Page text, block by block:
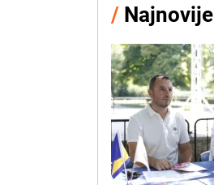
/ Najnovije